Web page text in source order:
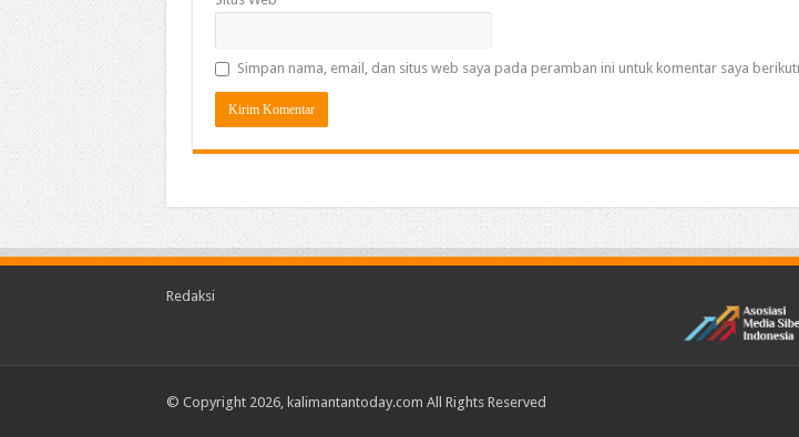
Simpan nama, email, dan situs web saya pada peramban ini untuk komentar saya
Redaksi
© Copyright 2026, kalimantantoday.com All Rights Reserved